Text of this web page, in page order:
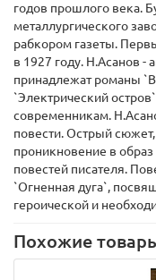
годов прошлого века.
металлургического
рабкором газеты.
в 1927 году. Н.Асанов -
принадлежат романы
`Электрический
современникам.
повести. Острый
проникновение в
повестей писателя.
`Огненная дуга`,
героической и
Похожие